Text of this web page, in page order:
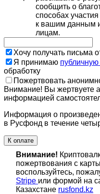
сообщить о
способах
к вашим данным
лицам.
Хочу получать письма
Я принимаю
обработку
Пожертвовать
Внимание! Вы жертвуете
информацией
Информация о
в Русфонд в течение
К оплате
Внимание!
пожертвования с
воспользуйтесь,
Stripe или формой на
Казахстане rusfond.kz